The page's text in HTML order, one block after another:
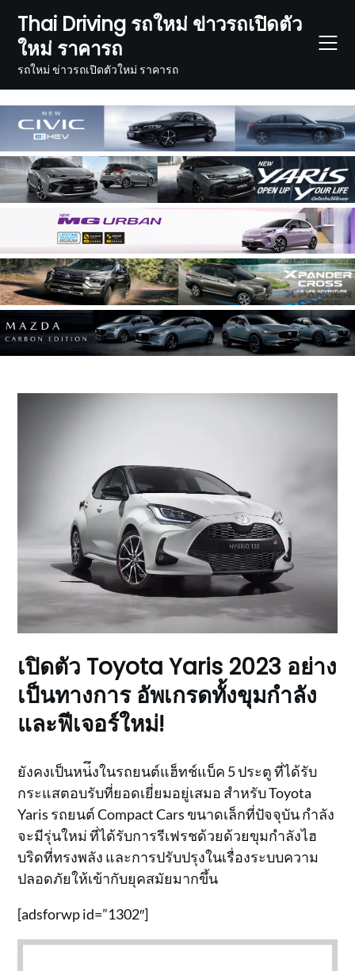
content
Thai Driving รถใหม่ ข่าวรถเปิดตัว
ใหม่ ราคารถ
รถใหม่ ข่าวรถเปิดตัวใหม่ ราคารถ
เปิดตัว Toyota Yaris 2023 อย่าง
เป็นทางการ อัพเกรดทั้งขุมกำลัง
และฟีเจอร์ใหม่!
ยังคงเป็นหน่ึงในรถยนต์แฮ็ทช์แบ็ค 5 ประตู ที่ได้รับ
กระแสตอบรับที่ยอดเยี่ยมอยู่เสมอ สำหรับ Toyota
Yaris รถยนต์ Compact Cars ขนาดเล็กที่ปัจจุบัน กำลัง
จะมีรุ่นใหม่ ที่ได้รับการรีเฟรชด้วยด้วยขุมกำลังไฮ
บริดที่ทรงพลัง และการปรับปรุงในเรื่องระบบความ
ปลอดภัยให้เข้ากับยุคสมัยมากขึ้น
[adsforwp id=”1302″]